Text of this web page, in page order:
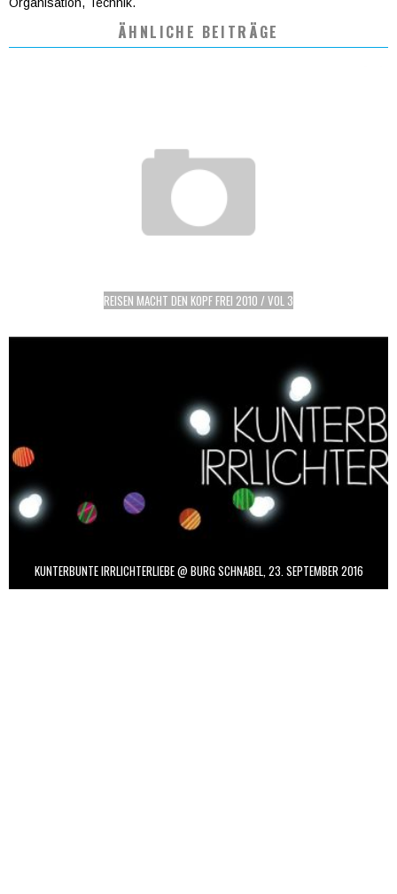
Organisation, Technik.
ÄHNLICHE BEITRÄGE
REISEN MACHT DEN KOPF FREI 2010 / VOL 3
KUNTERBUNTE IRRLICHTERLIEBE @ BURG SCHNABEL, 23. SEPTEMBER 2016